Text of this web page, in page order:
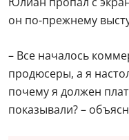
он по-прежнему
– Все началось
продюсеры, а я
почему я должен
показывали? –